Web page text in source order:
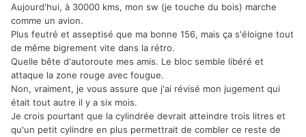
Aujourd'hui, à 30000 kms, mon sw (je touche du bois) marche
comme un avion.
Plus feutré et asseptisé que ma bonne 156, mais ça s'éloigne tout
de même bigrement vite dans la rétro.
Quelle bête d'autoroute mes amis. Le bloc semble libéré et
attaque la zone rouge avec fougue.
Non, vraiment, je vous assure que j'ai révisé mon jugement qui
était tout autre il y a six mois.
Je crois pourtant que la cylindrée devrait atteindre trois litres et
qu'un petit cylindre en plus permettrait de combler ce reste de